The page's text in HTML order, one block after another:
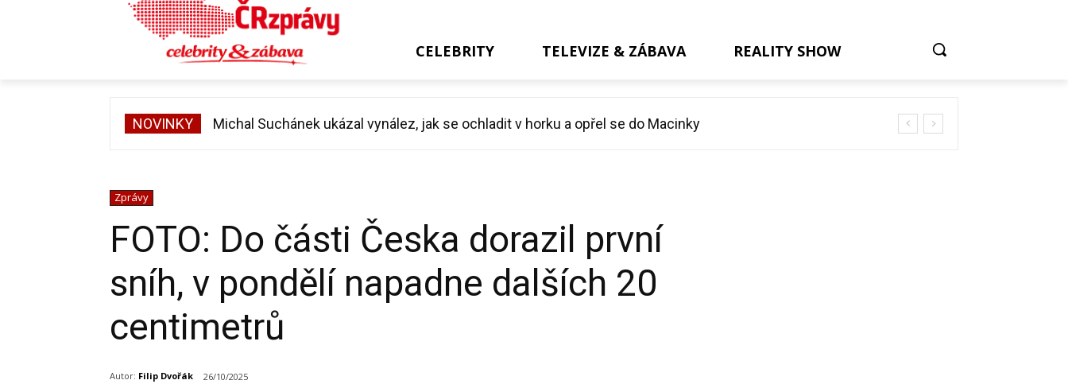
CELEBRITY TELEVIZE & ZÁBAVA REALITY SHOW
NOVINKY Michal Suchánek ukázal vynález, jak se ochladit v horku a opřel se do Macinky
Velká proměna Pavla Šporcla za pouhé tři měsíce: Chtěl jsem se líbit Báře
Zprávy
FOTO: Do části Česka dorazil první
sníh, v pondělí napadne dalších 20
centimetrů
Autor: Filip Dvořák 26/10/2025